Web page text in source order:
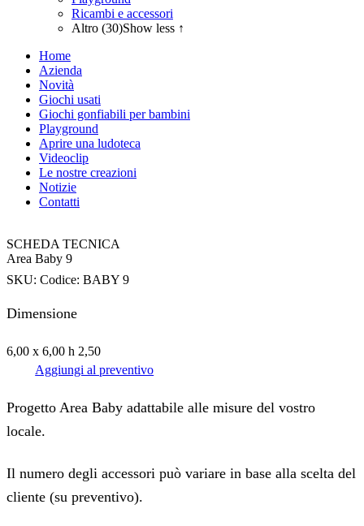
Ricambi e accessori
Altro (30)Show less ↑
Home
Azienda
Novità
Giochi usati
Giochi gonfiabili per bambini
Playground
Aprire una ludoteca
Videoclip
Le nostre creazioni
Notizie
Contatti
SCHEDA TECNICA
Area Baby 9
SKU: Codice: BABY 9
Dimensione
6,00 x 6,00 h 2,50
Aggiungi al preventivo
Progetto Area Baby adattabile alle misure del vostro
locale.
Il numero degli accessori può variare in base alla scelta del
cliente (su preventivo).